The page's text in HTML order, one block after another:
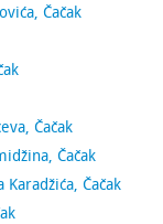
Čačak
Čačak
Čačak
Karadžića, Čačak